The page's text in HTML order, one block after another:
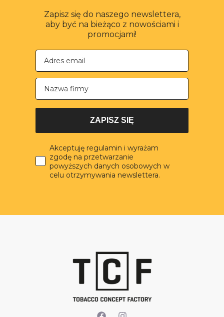
Zapisz się do naszego newslettera,
aby być na bieżąco z nowościami i
promocjami!
Nazwa firmy
ZAPISZ SIĘ
Akceptuję regulamin i wyrażam
zgodę na przetwarzanie
powyższych danych osobowych w
celu otrzymywania newslettera.